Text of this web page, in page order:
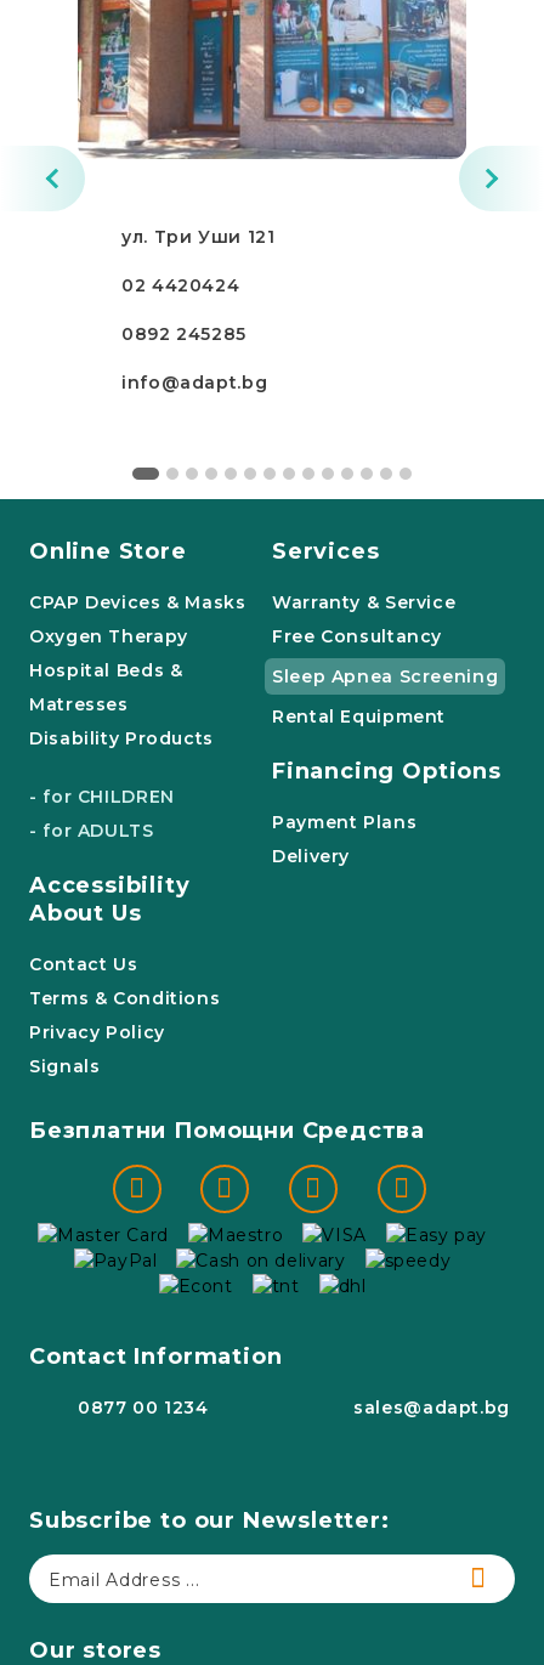
ул. Три Уши 121
02 4420424
0892 245285
info@adapt.bg
Online Store
CPAP Devices & Masks
Oxygen Therapy
Hospital Beds &
Matresses
Disability Products
- for CHILDREN
- for ADULTS
Accessibility
Services
Warranty & Service
Free Consultancy
Sleep Apnea Screening
Rental Equipment
Financing Options
Payment Plans
Delivery
About Us
Contact Us
Terms & Conditions
Privacy Policy
Signals
Безплатни Помощни Средства
Contact Information
0877 00 1234 sales@adapt.bg
Subscribe to our Newsletter:
Our stores